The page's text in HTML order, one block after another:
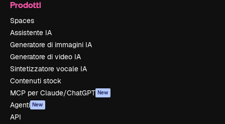
Prodotti
Spaces
Assistente IA
Generatore di immagini IA
Generatore di video IA
Sintetizzatore vocale IA
Contenuti stock
MCP per Claude/ChatGPT New
Agenti New
API